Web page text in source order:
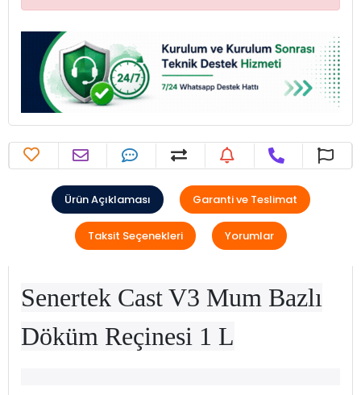
Ürün Açıklaması Garanti ve Teslimat
Taksit Seçenekleri Yorumlar
Senertek Cast V3 Mum Bazlı
Döküm Reçinesi 1 L